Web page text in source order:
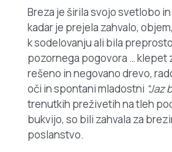
Breza je širila svojo svetlobo
kadar je prejela zahvalo,
k sodelovanju ali bila
pozornega pogovora … klepet
rešeno in negovano drevo,
oči in spontani mladostni “Jaz
trenutkih preživetih na tleh
bukvijo, so bili zahvala za
poslanstvo.